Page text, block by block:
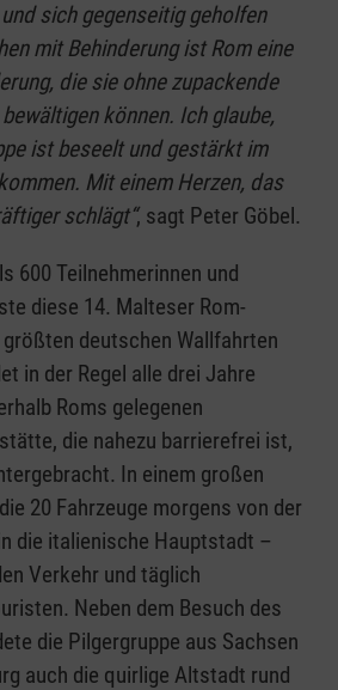
sich gegenseitig geholfen
mit Behinderung ist Rom eine
die sie ohne zupackende
können. Ich glaube,
ist beseelt und gestärkt im
Mit einem Herzen, das
schlägt“, sagt Peter Göbel.
600 Teilnehmerinnen und
diese 14. Malteser Rom-
deutschen Wallfahrten
in der Regel alle drei Jahre
Roms gelegenen
die nahezu barrierefrei ist,
In einem großen
20 Fahrzeuge morgens von der
die italienische Hauptstadt –
Verkehr und täglich
Neben dem Besuch des
die Pilgergruppe aus Sachsen
auch die quirlige Altstadt rund